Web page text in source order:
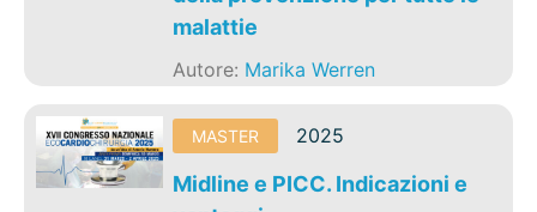
malattie
Autore: Marika Werren
MASTER 2025
Midline e PICC. Indicazioni e